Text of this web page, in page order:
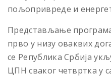
пољопривреде и
Представљање
прво у низу оваквих
се Република Србија
ЦПН сваког четвртка у